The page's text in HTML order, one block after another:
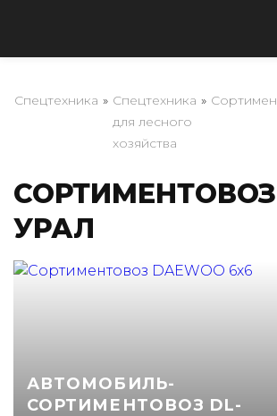
Спецтехника » Спецтехника
для лесного
хозяйства
»
УРАЛ
АВТОМОБИЛЬ-
СОРТИМЕНТОВОЗ DL-